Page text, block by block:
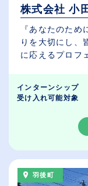
株式会社 小
『あなたのた
りを大切にし、
に応えるプロフ
インターンシップ
受け入れ可能対象
羽後町